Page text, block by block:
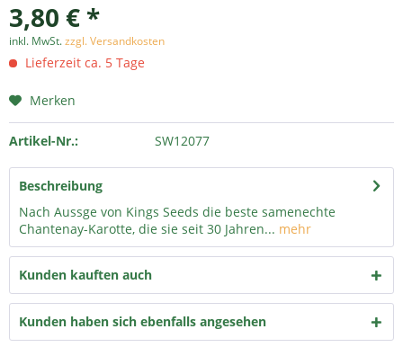
3,80 € *
inkl. MwSt.zzgl. Versandkosten
Lieferzeit ca. 5 Tage
Merken
Artikel-Nr.: SW12077
Beschreibung
Nach Aussge von Kings Seeds die beste samenechte
Chantenay-Karotte, die sie seit 30 Jahren... mehr
Kunden kauften auch
Kunden haben sich ebenfalls angesehen